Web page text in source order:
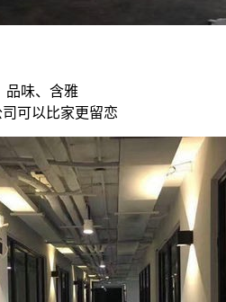
品味、含雅
可以比家更留恋